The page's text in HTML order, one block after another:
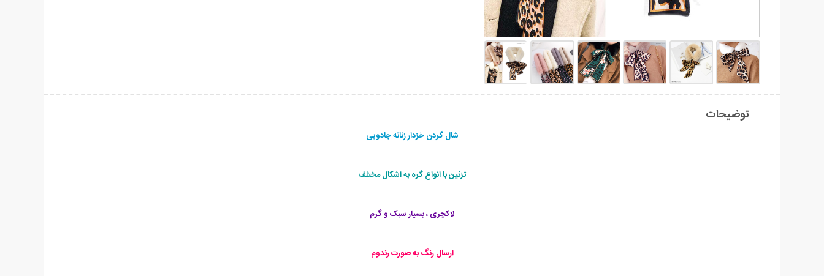
توضیحات
شال گردن خزدار زنانه جادویی
تزئین با انواع گره به اشکال مختلف
لاکچری ، بسیار سبک و گرم
ارسال رنگ به صورت رندوم